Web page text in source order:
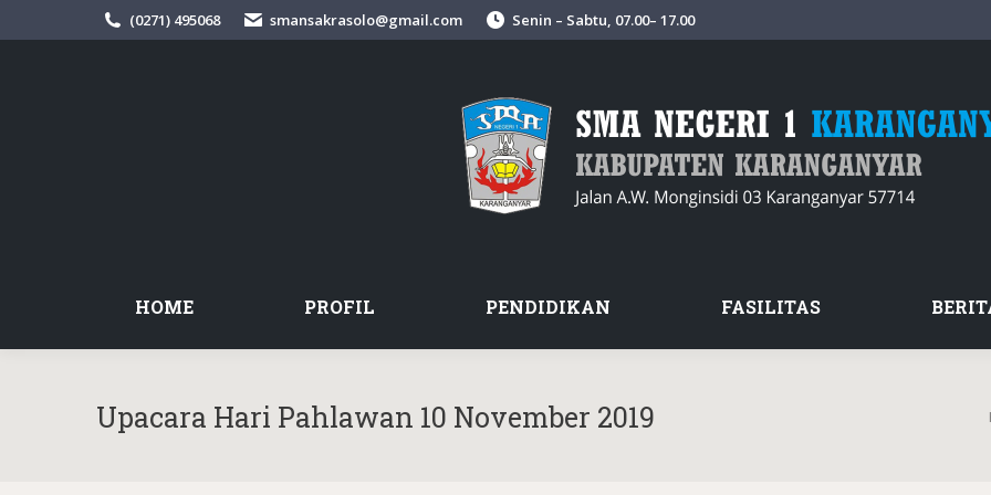
(0271) 495068 smansakrasolo@gmail.com Senin – Sabtu, 07.00– 17.00
HOME PROFIL PENDIDIKAN FASILITAS
Upacara Hari Pahlawan 10 November 2019